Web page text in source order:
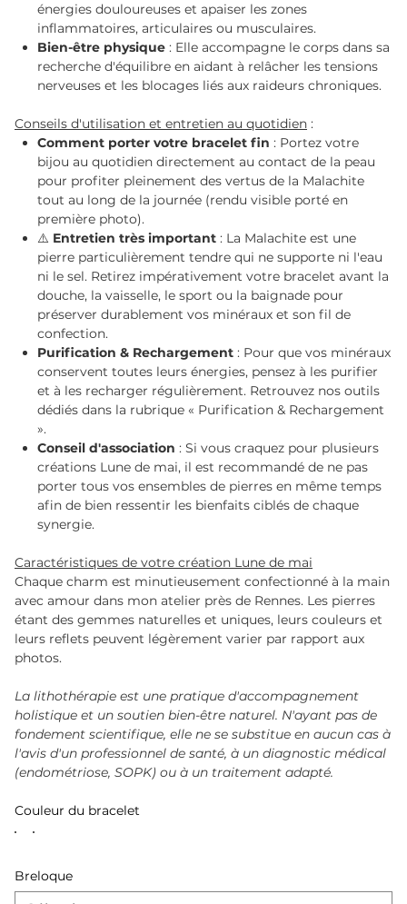
énergies douloureuses et apaiser les zones
inflammatoires, articulaires ou musculaires.
Bien-être physique : Elle accompagne le corps dans sa
recherche d'équilibre en aidant à relâcher les tensions
nerveuses et les blocages liés aux raideurs chroniques.
Conseils d'utilisation et entretien au quotidien :
Comment porter votre bracelet fin : Portez votre
bijou au quotidien directement au contact de la peau
pour profiter pleinement des vertus de la Malachite
tout au long de la journée (rendu visible porté en
première photo).
⚠️ Entretien très important : La Malachite est une
pierre particulièrement tendre qui ne supporte ni l'eau
ni le sel. Retirez impérativement votre bracelet avant la
douche, la vaisselle, le sport ou la baignade pour
préserver durablement vos minéraux et son fil de
confection.
Purification & Rechargement: Pour que vos minéraux
conservent toutes leurs énergies, pensez à les purifier
et à les recharger régulièrement. Retrouvez nos outils
dédiés dans la rubrique « Purification & Rechargement
».
Conseil d'association : Si vous craquez pour plusieurs
créations Lune de mai, il est recommandé de ne pas
porter tous vos ensembles de pierres en même temps
afin de bien ressentir les bienfaits ciblés de chaque
synergie.
Caractéristiques de votre création Lune de mai
Chaque charm est minutieusement confectionné à la main
avec amour dans mon atelier près de Rennes. Les pierres
étant des gemmes naturelles et uniques, leurs couleurs et
leurs reflets peuvent légèrement varier par rapport aux
photos.
La lithothérapie est une pratique d'accompagnement
holistique et un soutien bien-être naturel. N'ayant pas de
fondement scientifique, elle ne se substitue en aucun cas à
l'avis d'un professionnel de santé, à un diagnostic médical
(endométriose, SOPK) ou à un traitement adapté.
Couleur du bracelet
Breloque